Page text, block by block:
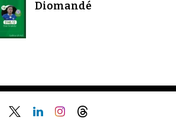
Diomandé